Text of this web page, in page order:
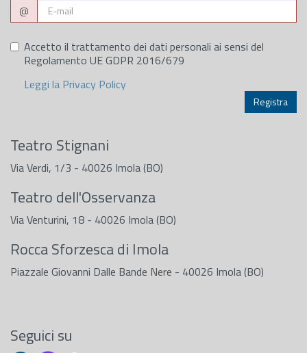
@
Accetto il trattamento dei dati personali ai sensi del
Regolamento UE GDPR 2016/679
Leggi la Privacy Policy
Teatro Stignani
Via Verdi, 1/3 - 40026 Imola (BO)
Teatro dell'Osservanza
Via Venturini, 18 - 40026 Imola (BO)
Rocca Sforzesca di Imola
Piazzale Giovanni Dalle Bande Nere - 40026 Imola (BO)
Seguici su